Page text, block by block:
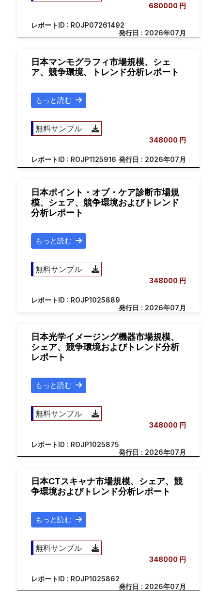
680000 円
レポートID : ROJP07261492
発行日 : 2026年07月
日本マンモグラフィ市場規模、シェ
ア、競争環境、トレンド分析レポート
もっと読む
無料サンプル
348000 円
レポートID : ROJP1125916 発行日 : 2026年07月
日本ポイント・オブ・ケア診断市場規
模、シェア、競争環境およびトレンド
分析レポート
もっと読む
無料サンプル
348000 円
レポートID : ROJP1025889
発行日 : 2026年07月
日本光学イメージング機器市場規模、
シェア、競争環境およびトレンド分析
レポート
もっと読む
無料サンプル
348000 円
レポートID : ROJP1025875
発行日 : 2026年07月
日本CTスキャナ市場規模、シェア、競
争環境およびトレンド分析レポート
もっと読む
無料サンプル
348000 円
レポートID : ROJP1025862
発行日 : 2026年07月